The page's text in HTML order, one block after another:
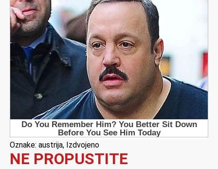
Oznake: austrija, Izdvojeno
NE PROPUSTITE